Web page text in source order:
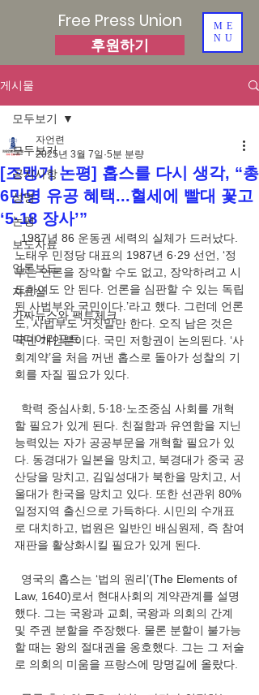
Free Press Union
후원하기
ME
NU
게시물
모두보기
공지사항
성명
논평
보도자료
언론보도
자료실
가짜뉴스와 팩트체크
미디어리포트
모두보기
[조맹기 논평] 홉스를 다시 생각, “총
6만명 유공 혜택...혈세에 빨대 꽃고
‘5·18 장사’”
자언련
2025년 3월 7일 5분 분량
1987년 86 운동권 세력의 실체가 드러났다.
노태우 민정당 대표의 1987년 6·29 선언, ‘정
부는 언론을 장악할 수도 없고, 장악하려고 시
도하여도 안 된다. 언론을 심판할 수 있는 독립
된 사법부와 국민이다.’라고 했다. 그런데 언론
도, 사법부도 거짓말만 한다. 오직 남은 것은
국민 개인뿐이다. 국민 저항권이 논의된다. ‘사
회계약’을 처음 꺼낸 홉스로 돌아가 성찰의 기
회를 자질 필요가 있다.
학력 중심사회, 5·18·노조중심 사회를 개혁
할 필요가 있게 된다. 친절함과 유연함을 지닌
능력있는 자가 공공부문을 개혁할 필요가 있
다. 동경대가 일본을 망치고, 북경대가 중국 공
산당을 망치고, 김일성대가 북한을 망치고, 서
울대가 한국을 망치고 있다. 또한 선관위 80%
일정지역 출신으로 가득하다. 시민의 수개표
로 대치하고, 법원은 일반인 배심원제, 즉 참여
재판을 활상화시킬 필요가 있게 된다.
영국의 홉스는 ‘법의 원리’(The Elements of
Law, 1640)로서 현대사회의 계약관계를 설명
했다. 그는 국왕과 교회, 국왕과 의회의 간계
및 주권 분할을 주장했다. 물론 분할이 불가능
할 때는 왕의 절대권을 옹호했다. 그는 그 저술
로 의회의 미움을 프랑스에 망명길에 올랐다.